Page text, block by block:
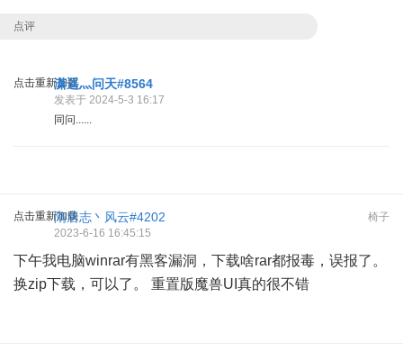
点评
点击重新加载潇遥灬问天#8564
发表于 2024-5-3 16:17
同问......
点击重新加载 椅子
隋唐志丶风云#4202
2023-6-16 16:45:15
下午我电脑winrar有黑客漏洞，下载啥rar都报毒，误报了。
换zip下载，可以了。 重置版魔兽UI真的很不错